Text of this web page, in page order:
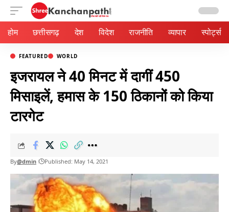
होम छत्तीसगढ़ देश विदेश राजनीति व्यापार स्पोर्ट्स
FEATURED WORLD
इजरायल ने 40 मिनट में दागीं 450
मिसाइलें, हमास के 150 ठिकानों को किया
टारगेट
By@dmin Published: May 14, 2021